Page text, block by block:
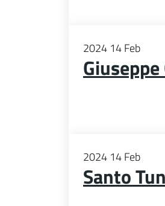
2024 14Feb
2024 14Feb
Santo